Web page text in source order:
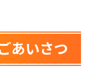
あいさつ